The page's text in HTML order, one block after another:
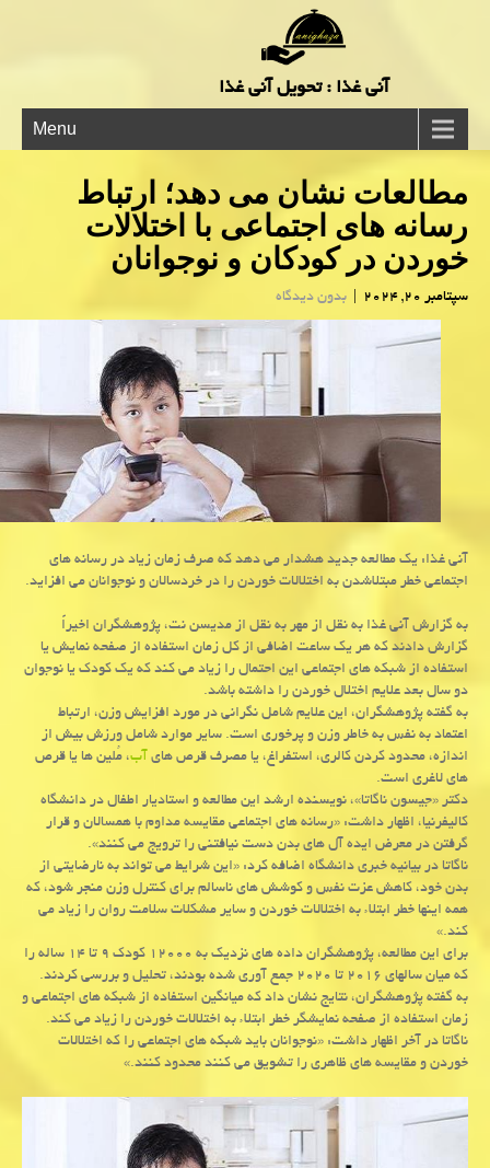
آنی غذا : تحویل آنی غذا
Menu
مطالعات نشان می دهد؛ ارتباط
رسانه های اجتماعی با اختلالات
خوردن در کودکان و نوجوانان
سپتامبر 20, 2024 | بدون دیدگاه
آنی غذا: یک مطالعه جدید هشدار می دهد که صرف زمان زیاد در رسانه های
اجتماعی خطر مبتلاشدن به اختلالات خوردن را در خردسالان و نوجوانان می افزاید.
به گزارش آنی غذا به نقل از مهر به نقل از مدیسن نت، پژوهشگران اخیراً
گزارش دادند که هر یک ساعت اضافی از کل زمان استفاده از صفحه نمایش یا
استفاده از شبکه های اجتماعی این احتمال را زیاد می کند که یک کودک یا نوجوان
دو سال بعد علایم اختلال خوردن را داشته باشد.
به گفته پژوهشگران، این علایم شامل نگرانی در مورد افزایش وزن، ارتباط
اعتماد به نفس به خاطر وزن و پرخوری است. سایر موارد شامل ورزش بیش از
اندازه، محدود کردن کالری، استفراغ، یا مصرف قرص هایآب، مُلین ها یا قرص
های لاغری است.
دکتر «جیسون ناگاتا»، نویسنده ارشد این مطالعه و استادیار اطفال در دانشگاه
کالیفرنیا، اظهار داشت: «رسانه های اجتماعی مقایسه مداوم با همسالان و قرار
گرفتن در معرض ایده آل های بدن دست نیافتنی را ترویج می کنند».
ناگاتا در بیانیه خبری دانشگاه اضافه کرد: «این شرایط می تواند به نارضایتی از
بدن خود، کاهش عزت نفس و کوشش های ناسالم برای کنترل وزن منجر شود، که
همه اینها خطر ابتلاء به اختلالات خوردن و سایر مشکلات سلامت روان را زیاد می
کند.»
برای این مطالعه، پژوهشگران داده های نزدیک به ۱۲۰۰۰ کودک ۹ تا ۱۴ ساله را
که میان سالهای ۲۰۱۶ تا ۲۰۲۰ جمع آوری شده بودند، تحلیل و بررسی کردند.
به گفته پژوهشگران، نتایج نشان داد که میانگین استفاده از شبکه های اجتماعی و
زمان استفاده از صفحه نمایشگر خطر ابتلاء به اختلالات خوردن را زیاد می کند.
ناگاتا در آخر اظهار داشت: «نوجوانان باید شبکه های اجتماعی را که اختلالات
خوردن و مقایسه های ظاهری را تشویق می کنند محدود کنند.»